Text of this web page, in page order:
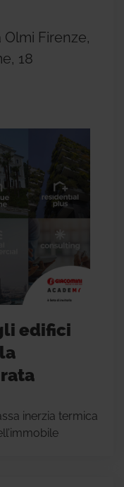
Olmi Firenze,
18
edifici
inerzia termica